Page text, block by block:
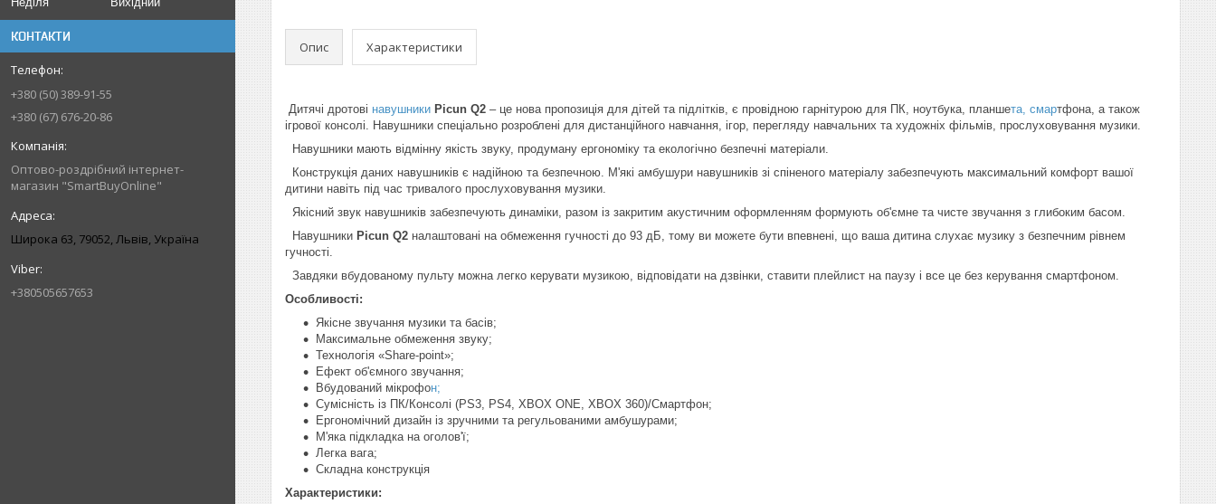
КОНТАКТИ
+380 (50) 389-91-55
+380 (67) 676-20-86
Оптово-роздрібний інтернет-
магазин "SmartBuyOnline"
Широка 63, 79052, Львів, Україна
+380505657653
Опис Характеристики
Дитячі дротові навушники Picun Q2 – це нова пропозиція для дітей та підлітків, є провідною гарнітурою для ПК, ноутбука, планшета, смартфона, а також
ігрової консолі. Навушники спеціально розроблені для дистанційного навчання, ігор, перегляду навчальних та художніх фільмів, прослуховування музики.
Навушники мають відмінну якість звуку, продуману ергономіку та екологічно безпечні матеріали.
Конструкція даних навушників є надійною та безпечною. М'які амбушури навушників зі спіненого матеріалу забезпечують максимальний комфорт вашої
дитини навіть під час тривалого прослуховування музики.
Якісний звук навушників забезпечують динаміки, разом із закритим акустичним оформленням формують об'ємне та чисте звучання з глибоким басом.
Навушники Picun Q2 налаштовані на обмеження гучності до 93 дБ, тому ви можете бути впевнені, що ваша дитина слухає музику з безпечним рівнем
гучності.
Завдяки вбудованому пульту можна легко керувати музикою, відповідати на дзвінки, ставити плейлист на паузу і все це без керування смартфоном.
Особливості:
Якісне звучання музики та басів;
Максимальне обмеження звуку;
Технологія «Share-point»;
Ефект об'ємного звучання;
Вбудований мікрофон;
Сумісність із ПК/Консолі (PS3, PS4, XBOX ONE, XBOX 360)/Смартфон;
Ергономічний дизайн із зручними та регульованими амбушурами;
М'яка підкладка на оголов'ї;
Легка вага;
Складна конструкція
Характеристики: